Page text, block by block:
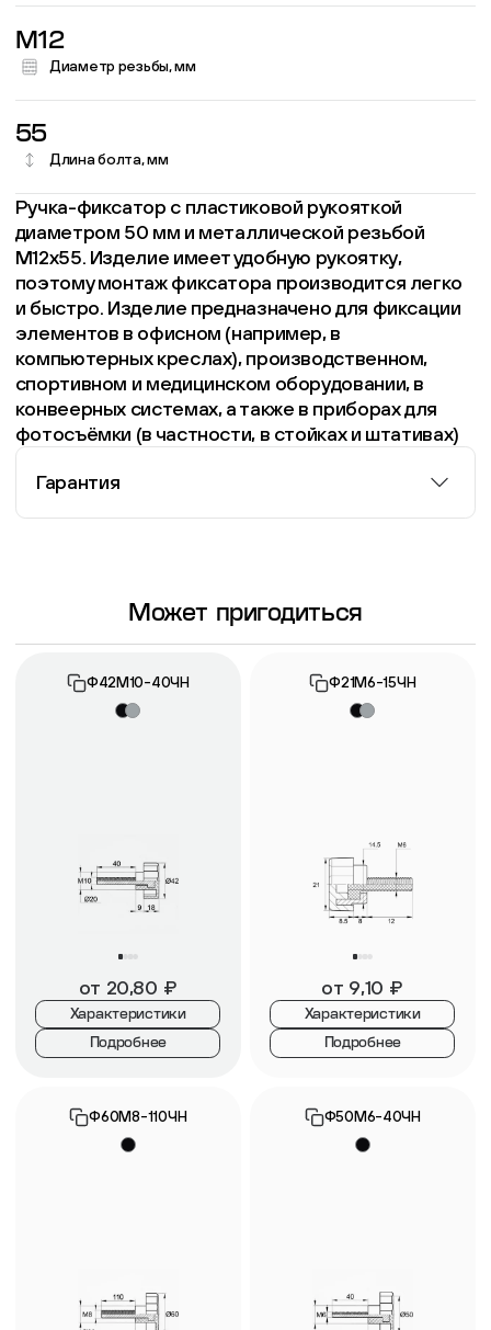
M12
Диаметр резьбы, мм
55
Длина болта, мм
Ручка-фиксатор с пластиковой рукояткой
диаметром 50 мм и металлической резьбой
М12х55. Изделие имеет удобную рукоятку,
поэтому монтаж фиксатора производится легко
и быстро. Изделие предназначено для фиксации
элементов в офисном (например, в
компьютерных креслах), производственном,
спортивном и медицинском оборудовании, в
конвеерных системах, а также в приборах для
фотосъёмки (в частности, в стойках и штативах)
Гарантия
Информация о гарантии
Может пригодиться
Ф42М10-40ЧН
от 20,80 ₽
Характеристики
Подробнее
Ф21М6-15ЧН
от 9,10 ₽
Характеристики
Подробнее
Ф60М8-110ЧН Ф50М6-40ЧН